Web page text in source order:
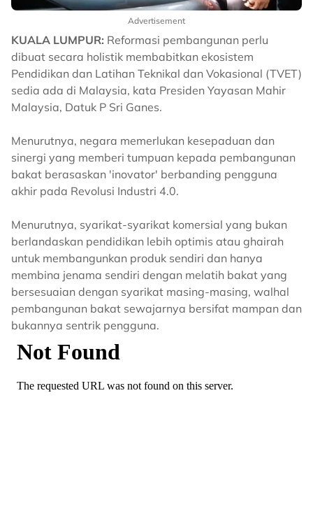
Advertisement
KUALA LUMPUR: Reformasi pembangunan perlu
dibuat secara holistik membabitkan ekosistem
Pendidikan dan Latihan Teknikal dan Vokasional (TVET)
sedia ada di Malaysia, kata Presiden Yayasan Mahir
Malaysia, Datuk P Sri Ganes.
Menurutnya, negara memerlukan kesepaduan dan
sinergi yang memberi tumpuan kepada pembangunan
bakat berasaskan 'inovator' berbanding pengguna
akhir pada Revolusi Industri 4.0.
Menurutnya, syarikat-syarikat komersial yang bukan
berlandaskan pendidikan lebih optimis atau ghairah
untuk membangunkan produk sendiri dan hanya
membina jenama sendiri dengan melatih bakat yang
bersesuaian dengan syarikat masing-masing, walhal
pembangunan bakat sewajarnya bersifat mampan dan
bukannya sentrik pengguna.